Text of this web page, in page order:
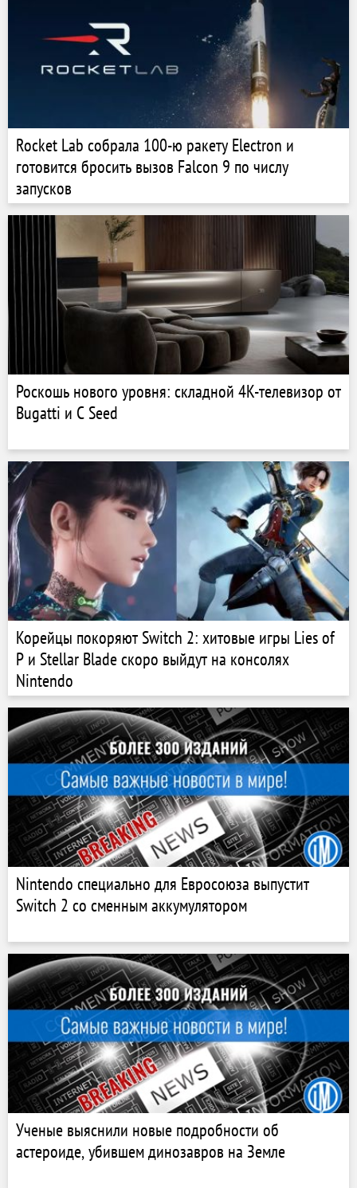
Rocket Lab собрала 100-ю ракету Electron и
готовится бросить вызов Falcon 9 по числу
запусков
Роскошь нового уровня: складной 4K-телевизор от
Bugatti и C Seed
Корейцы покоряют Switch 2: хитовые игры Lies of
P и Stellar Blade скоро выйдут на консолях
Nintendo
Nintendo специально для Евросоюза выпустит
Switch 2 со сменным аккумулятором
Ученые выяснили новые подробности об
астероиде, убившем динозавров на Земле